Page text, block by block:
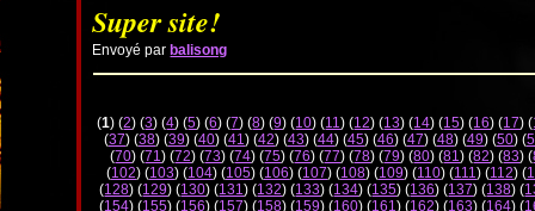
Super site!
Envoyé par balisong
(1) (2) (3) (4) (5) (6) (7) (8) (9) (10) (11) (12) (13) (14) (15) (16) (17) (
(37) (38) (39) (40) (41) (42) (43) (44) (45) (46) (47) (48) (49) (50) (
(70) (71) (72) (73) (74) (75) (76) (77) (78) (79) (80) (81) (82) (83) (
(102) (103) (104) (105) (106) (107) (108) (109) (110) (111) (112) (
(128) (129) (130) (131) (132) (133) (134) (135) (136) (137) (138) (
(154) (155) (156) (157) (158) (159) (160) (161) (162) (163) (164) (